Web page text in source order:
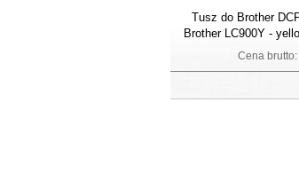
Tusz do Brother
Brother LC900Y -
Cena brutto: